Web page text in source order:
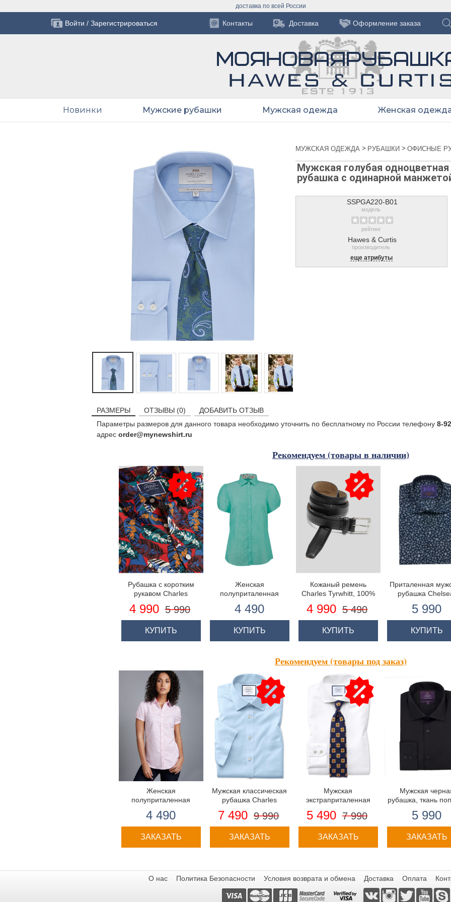
доставка по всей России
Войти / Зарегистрироваться Контакты Доставка Оформление заказа
Новинки Мужские рубашки Мужская одежда Женская
МУЖСКАЯ ОДЕЖДА > РУБАШКИ > ОФИСНЫЕ
Мужская голубая одноцветная
рубашка с одинарной
SSPGA220-B01
модель
рейтинг
Hawes & Curtis
производитель
еще атрибуты
РАЗМЕРЫ ОТЗЫВЫ (0)
ДОБАВИТЬ ОТЗЫВ
Параметры размеров для данного товара необходимо уточнить по бесплатному по России телефону 8-
адрес order@mynewshirt.ru
Рекомендуем (товары в наличии)
Рубашка с коротким
рукавом Charles
классная ткань 55%
лён, 45% хлопок - с
ярким принтом
4 990 5 990
КУПИТЬ
Женская
полуприталенная
короткий рукав, Лён
4 490
КУПИТЬ
Кожаный ремень
Charles Tyrwhitt, 100%
4 990 5 490
КУПИТЬ
Приталенная
рубашка
цветочным
короткий рукав
5 990
КУПИТЬ
Рекомендуем (товары под заказ)
Женская
полуприталенная
4 490
ЗАКАЗАТЬ
Мужская классическая
рубашка Charles
короткий рукав
7 490 9 990
ЗАКАЗАТЬ
Мужская
экстраприталенная
Charles Tyrwhitt
5 490 7 990
ЗАКАЗАТЬ
Мужская
рубашка, ткань
одинарные
5 990
ЗАКАЗАТЬ
О нас Политика Безопасности Условия возврата и обмена Доставка Оплата